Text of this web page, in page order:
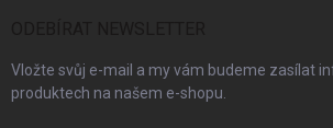
Vložte svůj e-mail a my vám budeme zasílat
produktech na našem e-shopu.